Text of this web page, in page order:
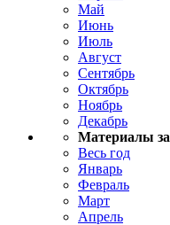
Май
Июнь
Июль
Август
Сентябрь
Октябрь
Ноябрь
Декабрь
Материалы за
Весь год
Январь
Февраль
Март
Апрель